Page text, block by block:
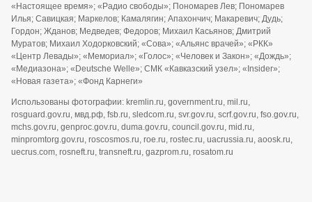
«Настоящее время»; «Радио свободы»; Пономарев Лев; Пономарев
Илья; Савицкая; Маркелов; Камалягин; Апахончич; Макаревич; Дудь;
Гордон; Жданов; Медведев; Федоров; Михаил Касьянов; Дмитрий
Муратов; Михаил Ходорковский; «Сова»; «Альянс врачей»; «РКК»
«Центр Левады»; «Мемориал»; «Голос»; «Человек и Закон»; «Дождь»;
«Медиазона»; «Deutsche Welle»; СМК «Кавказский узел»; «Insider»;
«Новая газета»; «Фонд Карнеги»
Использованы фотографии: kremlin.ru, government.ru, mil.ru,
rosguard.gov.ru, мвд.рф, fsb.ru, sledcom.ru, svr.gov.ru, scrf.gov.ru, fso.gov.ru,
mchs.gov.ru, genproc.gov.ru, duma.gov.ru, council.gov.ru, mid.ru,
minpromtorg.gov.ru, roscosmos.ru, roe.ru, rostec.ru, uacrussia.ru, aoosk.ru,
uecrus.com, rosneft.ru, transneft.ru, gazprom.ru, rosatom.ru